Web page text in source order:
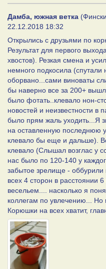
Дамба, южная ветка
22.12.2018 18:32
Открылись с друзьями по
Результат для первого
хвостов). Резкая смена и
немного подкосила (спутали
оборвано...сами виноваты
бы наверно все за 200+
было фотать..клевало нон-
новостей и неизвестности в
было прям жаль уходить...Я
на оставленную последнюю
клевало бы еще и дальше).
клевало (Слышал возглас у
нас было по 120-140 у
забытое зрелище -
всех 4 сторон в расстоянии
весельем.... насколько я
коллегам по увлечению... Но
Корюшки на всех хватит,